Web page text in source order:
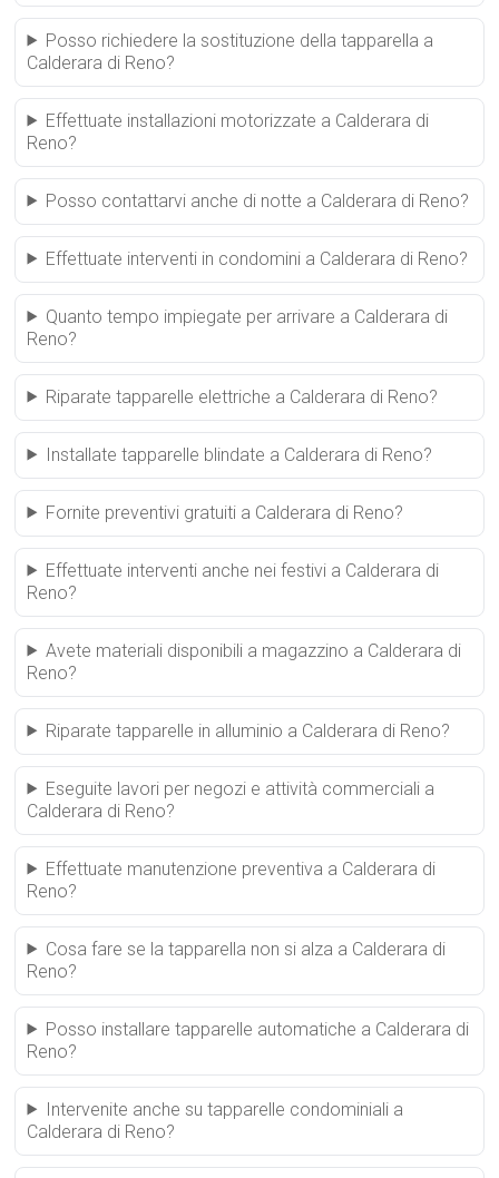
Posso richiedere la sostituzione della tapparella a
Calderara di Reno?
Effettuate installazioni motorizzate a Calderara di
Reno?
Posso contattarvi anche di notte a Calderara di Reno?
Effettuate interventi in condomini a Calderara di Reno?
Quanto tempo impiegate per arrivare a Calderara di
Reno?
Riparate tapparelle elettriche a Calderara di Reno?
Installate tapparelle blindate a Calderara di Reno?
Fornite preventivi gratuiti a Calderara di Reno?
Effettuate interventi anche nei festivi a Calderara di
Reno?
Avete materiali disponibili a magazzino a Calderara di
Reno?
Riparate tapparelle in alluminio a Calderara di Reno?
Eseguite lavori per negozi e attività commerciali a
Calderara di Reno?
Effettuate manutenzione preventiva a Calderara di
Reno?
Cosa fare se la tapparella non si alza a Calderara di
Reno?
Posso installare tapparelle automatiche a Calderara di
Reno?
Intervenite anche su tapparelle condominiali a
Calderara di Reno?